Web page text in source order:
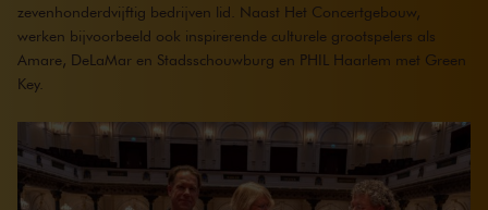
zevenhonderdvijftig bedrijven lid. Naast Het Concertgebouw,
werken bijvoorbeeld ook inspirerende culturele grootspelers als
Amare, DeLaMar en Stadsschouwburg en PHIL Haarlem met Green
Key.